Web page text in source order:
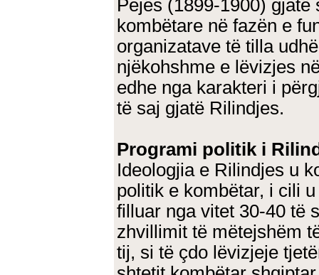
Pejës (1899-1900)
kombëtare në fazën e
organizatave të tilla
njëkohshme e lëvizjes
edhe nga karakteri i
të saj gjatë Rilindjes.
Programi politik i
Ideologjia e Rilindjes u
politik e kombëtar, i cili
filluar nga vitet 30-40 të
zhvillimit të mëtejshëm
tij, si të çdo lëvizjeje